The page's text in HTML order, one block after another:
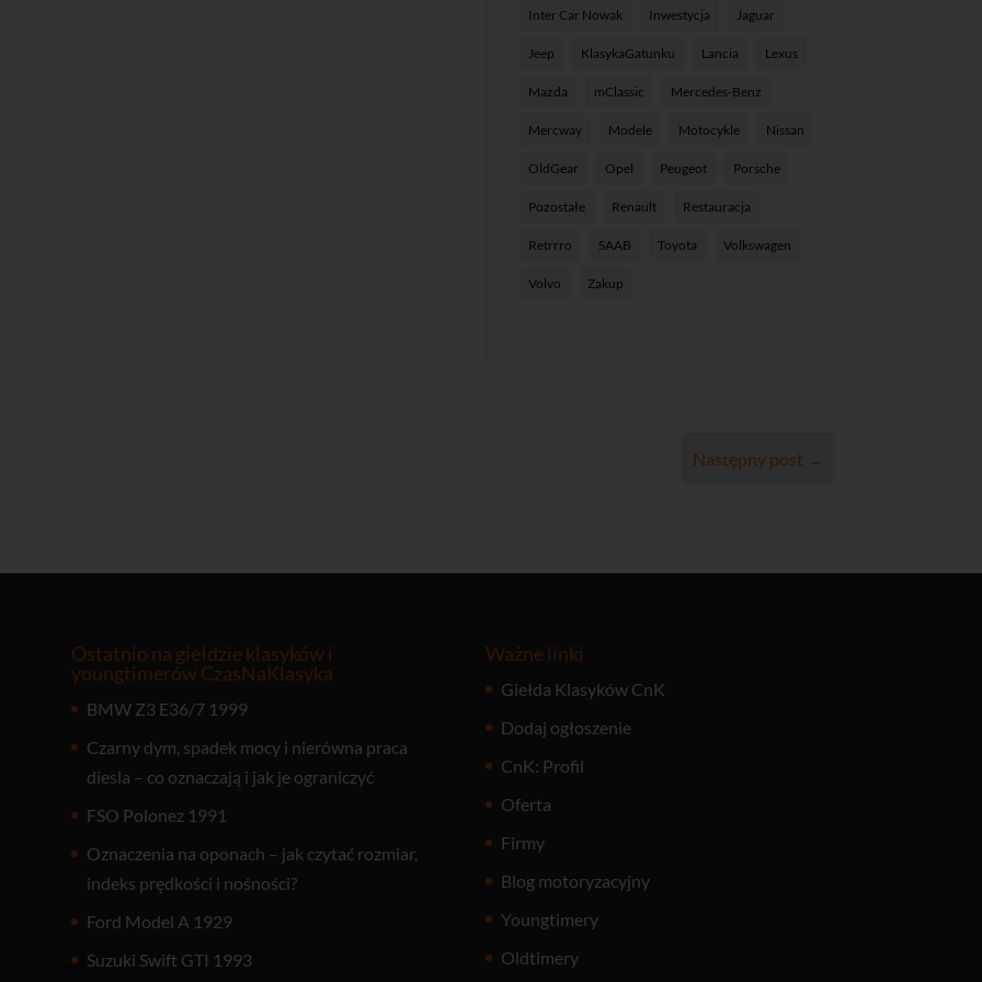
Inter Car Nowak Inwestycja Jaguar
Jeep KlasykaGatunku Lancia Lexus
Mazda mClassic Mercedes-Benz
Mercway Modele Motocykle Nissan
OldGear Opel Peugeot Porsche
Pozostałe Renault Restauracja
Retrrro SAAB Toyota Volkswagen
Volvo Zakup
Następny post →
Ostatnio na giełdzie klasyków i
youngtimerów CzasNaKlasyka
BMW Z3 E36/7 1999
Czarny dym, spadek mocy i nierówna praca
diesla – co oznaczają i jak je ograniczyć
FSO Polonez 1991
Oznaczenia na oponach – jak czytać rozmiar,
indeks prędkości i nośności?
Ford Model A 1929
Suzuki Swift GTI 1993
Ważne linki
Giełda Klasyków CnK
Dodaj ogłoszenie
CnK: Profil
Oferta
Firmy
Blog motoryzacyjny
Youngtimery
Oldtimery